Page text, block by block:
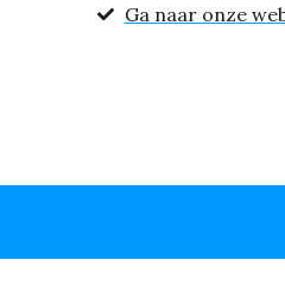
Ga naar onze